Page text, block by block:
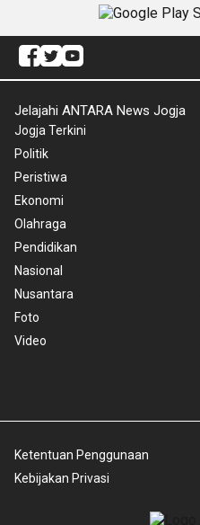
Jelajahi ANTARA News Jogja
Jogja Terkini
Politik
Peristiwa
Ekonomi
Olahraga
Pendidikan
Nasional
Nusantara
Foto
Video
Ketentuan Penggunaan
Kebijakan Privasi